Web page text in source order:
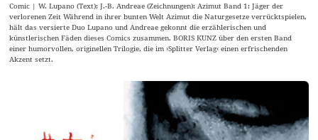
Comic | W. Lupano (Text); J.-B. Andreae (Zeichnungen): Azimut Band 1: Jäger der
verlorenen Zeit Während in ihrer bunten Welt Azimut die Naturgesetze verrücktspielen,
hält das versierte Duo Lupano und Andreae gekonnt die erzählerischen und
künstlerischen Fäden dieses Comics zusammen. BORIS KUNZ über den ersten Band
einer humorvollen, originellen Trilogie, die im ›Splitter Verlag‹ einen erfrischenden
Akzent setzt.